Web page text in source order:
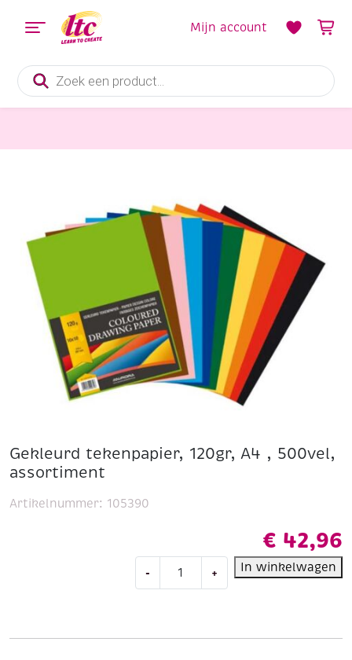
Producten
zoeken
Mijn account
Gekleurd tekenpapier, 120gr, A4 , 500vel,
assortiment
€ 42,96
-
tekenpapier,
+ In winkelwagen
Artikelnummer: 105390